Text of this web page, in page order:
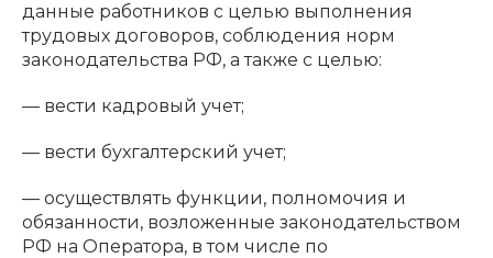
данные работников с целью выполнения
трудовых договоров, соблюдения норм
законодательства РФ, а также с целью:
— вести кадровый учет;
— вести бухгалтерский учет;
— осуществлять функции, полномочия и
обязанности, возложенные законодательством
РФ на Оператора, в том числе по